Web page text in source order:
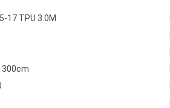
17 TPU 3.0M
300cm